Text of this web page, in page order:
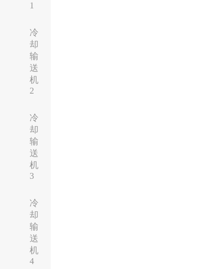
1
冷
却
输
送
机
2
冷
却
输
送
机
3
冷
却
输
送
机
4